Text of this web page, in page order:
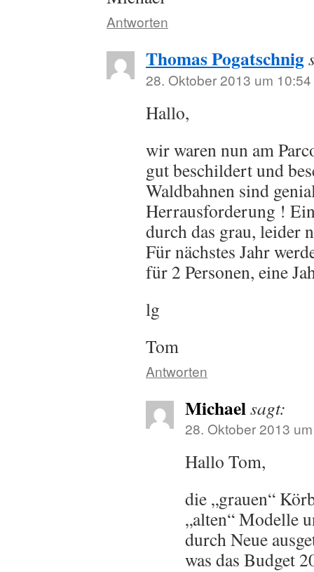
Antworten
Thomas Pogatschnig
28. Oktober 2013 um
Hallo,
wir waren nun am
gut beschildert und
Waldbahnen sind
Herrausforderung !
durch das grau, leider
Für nächstes Jahr
für 2 Personen, eine
lg
Tom
Antworten
Michaelsagt:
28. Oktober 2013
Hallo Tom,
die „grauen“
„alten“ Modelle
durch Neue
was das Budget